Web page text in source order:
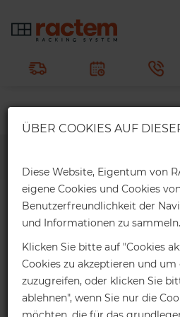
Ractem Über
Webshop-
Erhalten Sie einen
Rabatt für Ihre
Bis 1.000€ *
Online-
Bis 2.000€ *
Online-
ÜBER COOKIES AUF
Diese Website, Eigentum von
eigene Cookies und Cookies
Benutzerfreundlichkeit der
und Informationen zu sammeln.
Klicken Sie bitte auf "Cookies
Cookies zu akzeptieren und
zuzugreifen, oder klicken Sie
ablehnen", wenn Sie nur die